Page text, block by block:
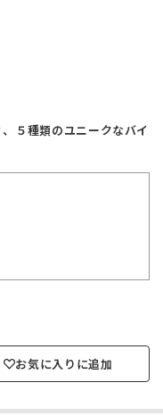
５種類のユニークなバイ
お気に入りに追加